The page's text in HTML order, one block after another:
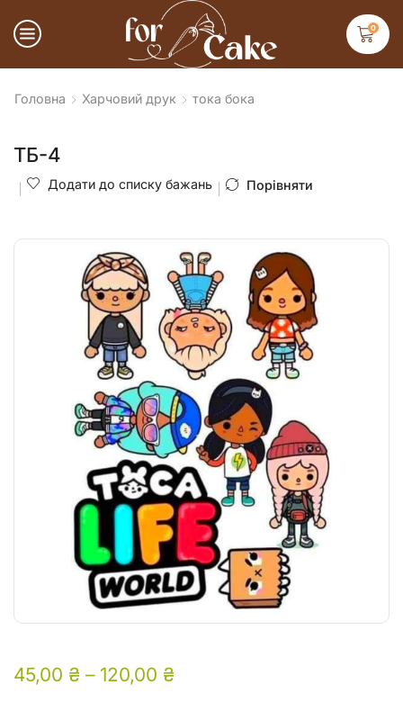
0
Головна Харчовий друк тока бока
ТБ-4
Додати до списку бажань Порівняти
45,00 ₴ – 120,00 ₴